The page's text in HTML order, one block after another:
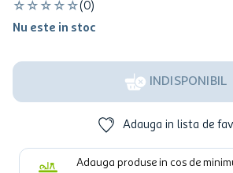
☆ ☆ ☆ ☆ ☆(0)
Nu este in stoc
INDISPONIBIL
Adauga in lista de
Adauga produse in cos de